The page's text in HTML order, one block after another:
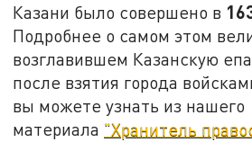
Казани было совершено в
Подробнее о самом этом
возглавившем Казанскую
после взятия города
вы можете узнать из нашего
материала "Хранитель